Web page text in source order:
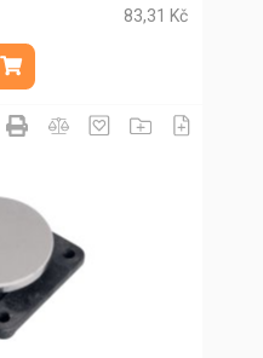
83,31 Kč
ks
Přidat do košíku